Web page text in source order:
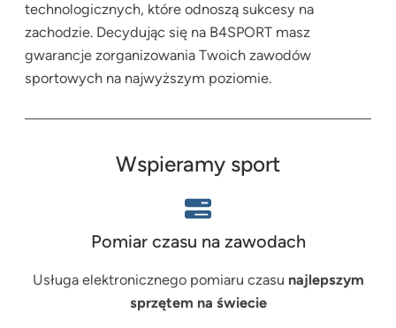
technologicznych, które odnoszą sukcesy na
zachodzie. Decydując się na B4SPORT masz
gwarancje zorganizowania Twoich zawodów
sportowych na najwyższym poziomie.
Wspieramy sport
Pomiar czasu na zawodach
Usługa elektronicznego pomiaru czasu najlepszym
sprzętem na świecie